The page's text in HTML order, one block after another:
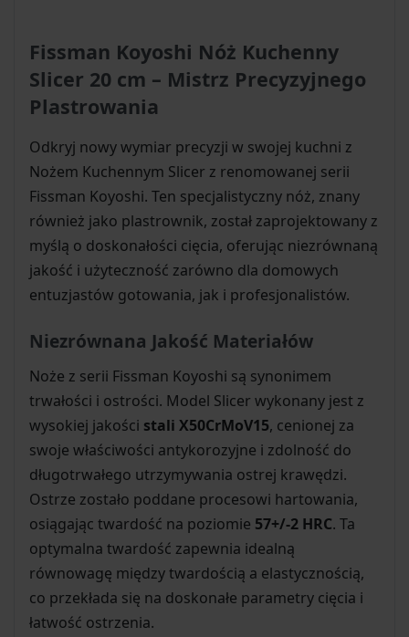
Fissman Koyoshi Nóż Kuchenny
Slicer 20 cm – Mistrz Precyzyjnego
Plastrowania
Odkryj nowy wymiar precyzji w swojej kuchni z
Nożem Kuchennym Slicer z renomowanej serii
Fissman Koyoshi. Ten specjalistyczny nóż, znany
również jako plastrownik, został zaprojektowany z
myślą o doskonałości cięcia, oferując niezrównaną
jakość i użyteczność zarówno dla domowych
entuzjastów gotowania, jak i profesjonalistów.
Niezrównana Jakość Materiałów
Noże z serii Fissman Koyoshi są synonimem
trwałości i ostrości. Model Slicer wykonany jest z
wysokiej jakości stali X50CrMoV15, cenionej za
swoje właściwości antykorozyjne i zdolność do
długotrwałego utrzymywania ostrej krawędzi.
Ostrze zostało poddane procesowi hartowania,
osiągając twardość na poziomie 57+/-2 HRC. Ta
optymalna twardość zapewnia idealną
równowagę między twardością a elastycznością,
co przekłada się na doskonałe parametry cięcia i
łatwość ostrzenia.